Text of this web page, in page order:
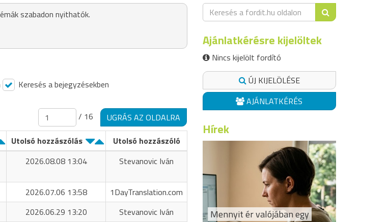
szabadon nyithatók.
Keresés a bejegyzésekben
/ 16
UGRÁS AZ OLDALRA
Utolsó hozzászólás
Utolsó hozzászóló
2026.08.08 13:04 Stevanovic Iván
2026.07.06 13:58
1DayTranslation.com
2026.06.29 13:20
Stevanovic Iván
Ajánlatkérésre kijelöltek
Nincs kijelölt fordító
ÚJ KIJELÖLÉSE
AJÁNLATKÉRÉS
Hírek
Mennyit ér valójában egy